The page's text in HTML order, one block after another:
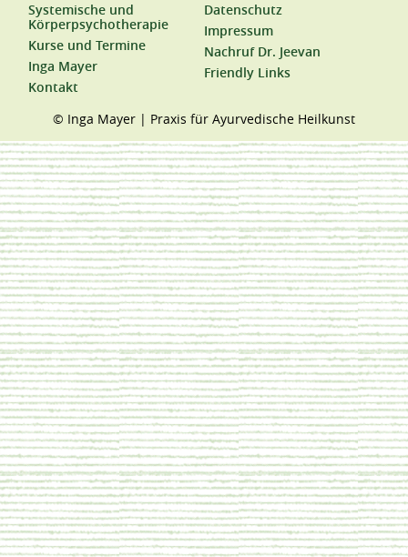
Systemische und
Körperpsychotherapie
Kurse und Termine
Inga Mayer
Kontakt
Datenschutz
Impressum
Nachruf Dr. Jeevan
Friendly Links
© Inga Mayer | Praxis für Ayurvedische Heilkunst